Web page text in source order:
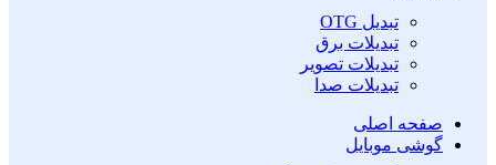
تبدیل OTG
تبدیلات برق
تبدیلات تصویر
تبدیلات صدا
صفحه اصلی
گوشی موبایل